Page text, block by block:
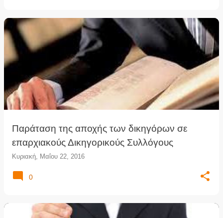
Παράταση της αποχής των δικηγόρων σε
επαρχιακούς Δικηγορικούς Συλλόγους
Κυριακή, Μαΐου 22, 2016
0